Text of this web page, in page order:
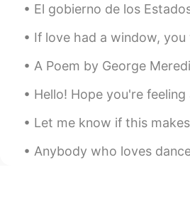
Min
KR EN
헐헐 너무 좋아요 이런
Saulaie_Seo
KR JP
I think I've used 'yeah
El gobierno de los Estados Unidos tiene una historia muy mala
If love had a window, you would be able to see my heart.
A Poem by George Meredith. Sadder than is the moon's
Hello! Hope you're feeling a little better today! 🤗 Here is
Let me know if this makes sense 😁 I’m trying to say in
Anybody who loves dance music and is in London at the